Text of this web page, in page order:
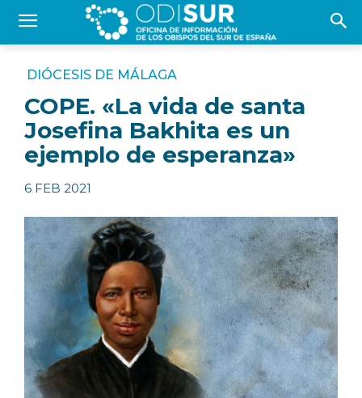
DIÓCESIS DE MÁLAGA
COPE. «La vida de santa
Josefina Bakhita es un
ejemplo de esperanza»
6 FEB 2021